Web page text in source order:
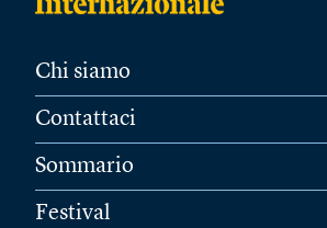
Chi siamo
Contattaci
Sommario
Festival